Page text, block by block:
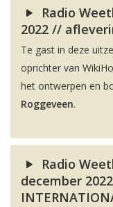
Radio
2022 //
Te gast in deze
oprichter van
het ontwerpen en
Roggeveen.
Radio
december